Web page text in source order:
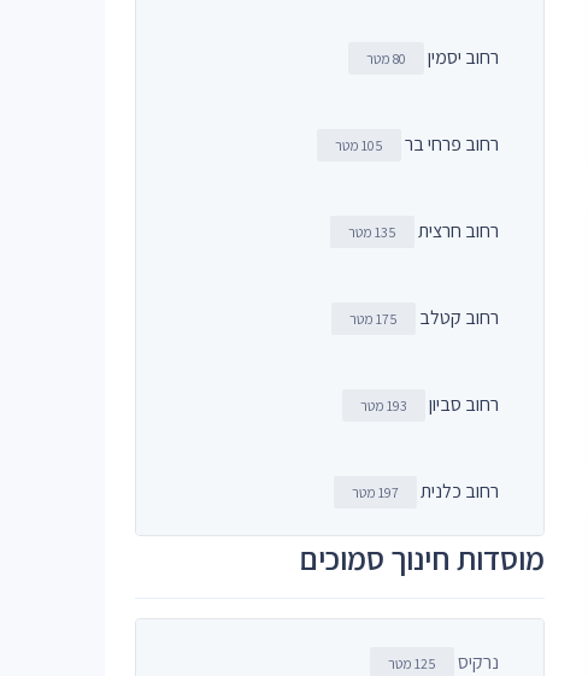
רחוב יסמין 80 מטר
רחוב פרחי בר 105 מטר
רחוב חרצית 135 מטר
רחוב קטלב 175 מטר
רחוב סביון 193 מטר
רחוב כלנית 197 מטר
מוסדות חינוך סמוכים
נרקיס 125 מטר